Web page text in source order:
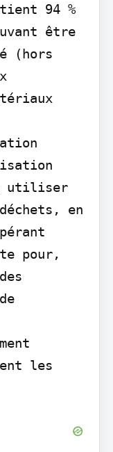
94 %
être
(hors
utiliser
en
pour,
les